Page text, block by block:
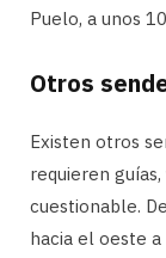
Puelo, a unos
Otros
Existen otros
requieren
cuestionable.
hacia el oeste